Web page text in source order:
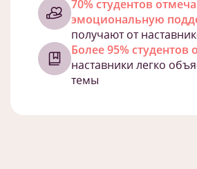
70% студентов
эмоциональную
получают от
Более 95% студентов
наставники легко
темы